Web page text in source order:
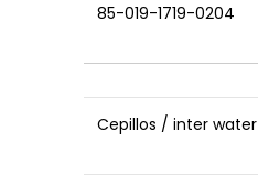
85-019-1719-0204
Cepillos / inter water